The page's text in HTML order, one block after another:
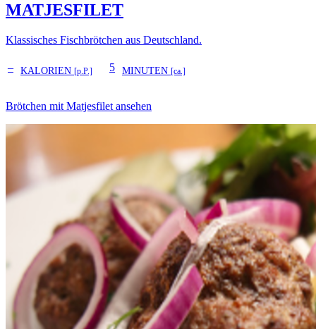
MATJESFILET
Klassisches Fischbrötchen aus Deutschland.
– KALORIEN [p.P.] 5 MINUTEN [ca.]
Brötchen mit Matjesfilet ansehen